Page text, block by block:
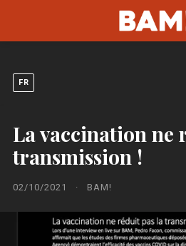
FR
La vaccination ne
transmission !
02/10/2021 · BAM!